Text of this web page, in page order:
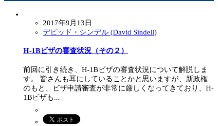
2017年9月13日
デビッド・シンデル (David Sindell)
H-1Bビザの審査状況（その２）
前回に引き続き、H-1Bビザの審査状況について解説しま
す。 皆さんも耳にしていることかと思いますが、新政権
のもと、ビザ申請審査が非常に厳しくなってきており、H-
1Bビザも...